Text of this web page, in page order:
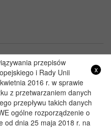
Lubelskiego w Lublinie
x
przepisów
i Rady Unii
2016 r. w sprawie
z przetwarzaniem danych
przepływu takich danych
ogólne rozporządzenie o
od dnia 25 maja 2018 r. na